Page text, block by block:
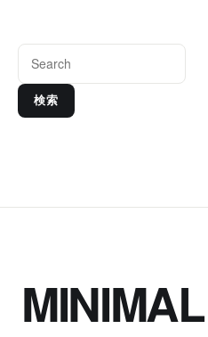
検索